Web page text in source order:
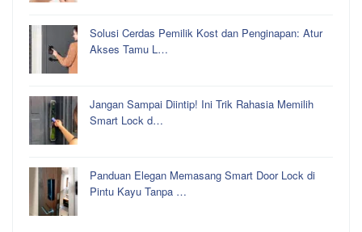
Solusi Cerdas Pemilik Kost dan Penginapan: Atur
Akses Tamu L…
Jangan Sampai Diintip! Ini Trik Rahasia Memilih
Smart Lock d…
Panduan Elegan Memasang Smart Door Lock di
Pintu Kayu Tanpa …